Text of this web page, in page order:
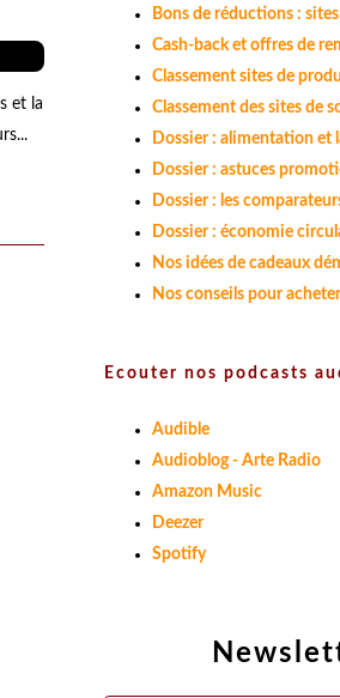
et la
Bons de réductions :
Cash-back et offres de
Classement sites de
Classement des sites de
Dossier : alimentation et
Dossier : astuces
Dossier : les
Dossier : économie
Nos idées de cadeaux
Nos conseils pour
Ecouter nos podcasts
Audible
Audioblog - Arte Radio
Amazon Music
Deezer
Spotify